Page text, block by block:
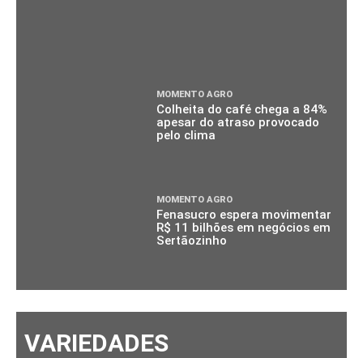
MOMENTO AGRO
Colheita do café chega a 84%
apesar do atraso provocado
pelo clima
MOMENTO AGRO
Fenasucro espera movimentar
R$ 11 bilhões em negócios em
Sertãozinho
VARIEDADES